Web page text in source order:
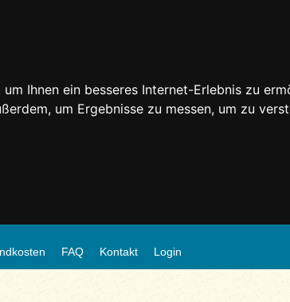
Ihnen ein besseres Internet-Erlebnis zu
um Ergebnisse zu messen, um zu
FAQ Kontakt Login